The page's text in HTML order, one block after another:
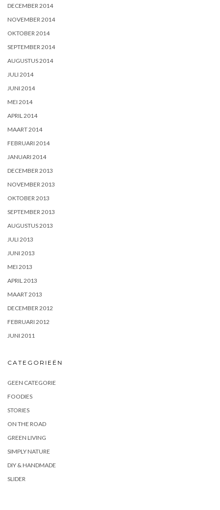
DECEMBER 2014
NOVEMBER 2014
OKTOBER 2014
SEPTEMBER 2014
AUGUSTUS 2014
JULI 2014
JUNI 2014
MEI 2014
APRIL 2014
MAART 2014
FEBRUARI 2014
JANUARI 2014
DECEMBER 2013
NOVEMBER 2013
OKTOBER 2013
SEPTEMBER 2013
AUGUSTUS 2013
JULI 2013
JUNI 2013
MEI 2013
APRIL 2013
MAART 2013
DECEMBER 2012
FEBRUARI 2012
JUNI 2011
CATEGORIEËN
GEEN CATEGORIE
FOODIES
STORIES
ON THE ROAD
GREEN LIVING
SIMPLY NATURE
DIY & HANDMADE
SLIDER